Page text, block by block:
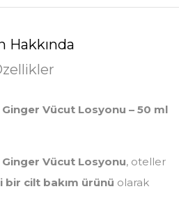
Hakkında
Vücut Losyonu – 50 ml
Vücut Losyonu, oteller
bir cilt bakım ürünü olarak